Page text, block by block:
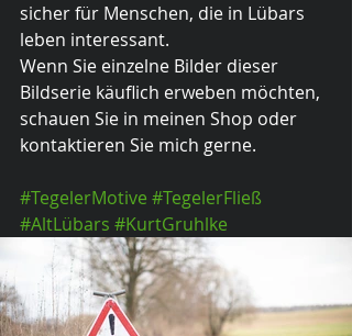
sicher für Menschen, die in Lübars
leben interessant.
Wenn Sie einzelne Bilder dieser
Bildserie käuflich erweben möchten,
schauen Sie in meinen Shop oder
kontaktieren Sie mich gerne.
#TegelerMotive #TegelerFließ
#AltLübars #KurtGruhlke